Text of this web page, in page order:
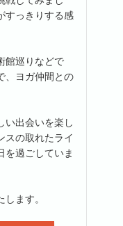
すっきりする感
館巡りなどで
、ヨガ仲間との
い出会いを楽し
スの取れたライ
を過ごしていま
ます。